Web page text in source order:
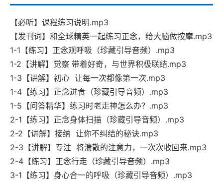
【必听】课程练习说明.mp3
【发刊词】和全球精英一起练习正念，给大脑做按摩.mp3
1-1【练习】正念观呼吸（珍藏引导音频）.mp3
1-2【讲解】觉察 带着好奇，与世界积极联结.mp3
1-3【讲解】初心 让每一次都像第一次.mp3
1-4【练习】正念进食（珍藏引导音频）.mp3
1-5【问答精华】练习时老走神怎么办？.mp3
2-1【练习】正念身体扫描（珍藏引导音频）.mp3
2-2【讲解】接纳 让你不纠结的秘诀.mp3
2-3【讲解】专注 将溃散的注意力，一次次收回来.mp3
2-4【练习】正念行走（珍藏引导音频）.mp3
3-1【练习】身心合一的呼吸（珍藏引导音频）.mp3